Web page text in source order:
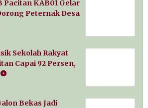
Pacitan KAB01 Gelar
Peternak Desa
Sekolah Rakyat
Capai 92 Persen,
Bekas Jadi